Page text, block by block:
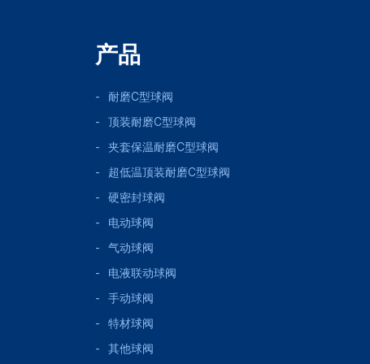
产品
耐磨C型球阀
顶装耐磨C型球阀
夹套保温耐磨C型球阀
超低温顶装耐磨C型球阀
硬密封球阀
电动球阀
气动球阀
电液联动球阀
手动球阀
特材球阀
其他球阀